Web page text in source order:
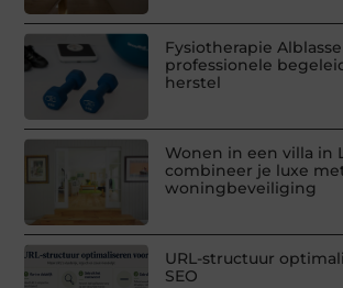
Fysiotherapie
professionele
herstel
Wonen in een villa in
combineer je luxe
woningbeveiliging
URL-structuur
SEO